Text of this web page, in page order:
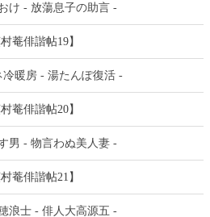
け - 放蕩息子の助言 -
村菴俳諧帖19】
冷暖房 - 湯たんぽ復活 -
村菴俳諧帖20】
男 - 物言わぬ美人妻 -
村菴俳諧帖21】
浪士 - 俳人大高源五 -